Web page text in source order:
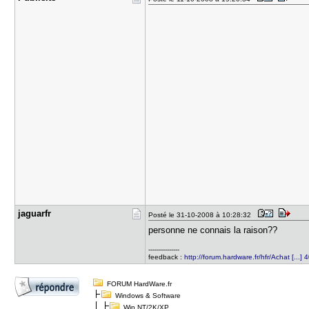
jaguarfr Posté le 31-10-2008 à 10:28:32
personne ne connais la raison??
---------------
feedback :http://forum.hardware.fr/hfr/Achat [...]
FORUM HardWare.fr
Windows & Software
Win NT/2K/XP